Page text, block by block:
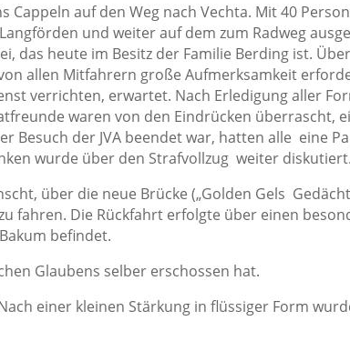
auf den Weg nach Vechta. Mit 40
und weiter auf dem zum Radweg
das heute im Besitz der Familie Berding ist.
allen Mitfahrern große Aufmerksamkeit
verrichten, erwartet. Nach Erledigung aller
waren von den Eindrücken überrascht,
Besuch der JVA beendet war, hatten alle eine
wurde über den Strafvollzug weiter
über die neue Brücke („Golden Gels
fahren. Die Rückfahrt erfolgte über einen
befindet.
Glaubens selber erschossen hat.
einer kleinen Stärkung in flüssiger Form